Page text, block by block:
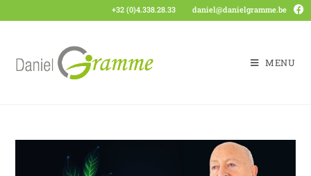
+32 (0)4.338.28.33 daniel@danielgramme.be
MENU